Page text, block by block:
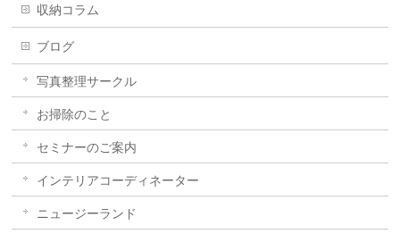
収納コラム
ブログ
写真整理サークル
お掃除のこと
セミナーのご案内
インテリアコーディネーター
ニュージーランド